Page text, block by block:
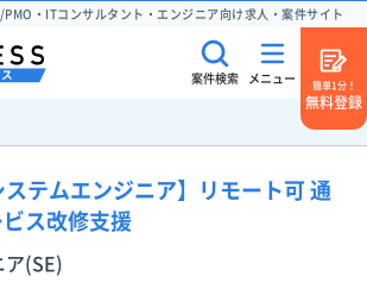
・ITコンサルタント・エンジニア向け求人・案件サイト
案件検索 メニュー
簡単1分！
無料登録
ステムエンジニア】リモート可 通
ス改修支援
ア(SE)